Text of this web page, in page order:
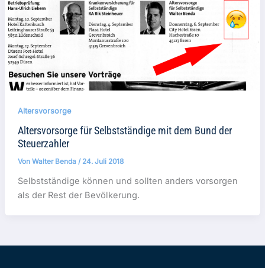
Altersvorsorge
Altersvorsorge für Selbstständige mit dem Bund der
Steuerzahler
Von Walter Benda / 24. Juli 2018
Selbstständige können und sollten anders vorsorgen
als der Rest der Bevölkerung.